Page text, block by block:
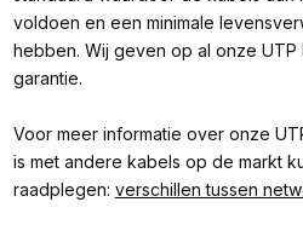
voldoen en een minimale
hebben. Wij geven op al onze UTP
garantie.
Voor meer informatie over onze
is met andere kabels op de markt
raadplegen: verschillen tussen